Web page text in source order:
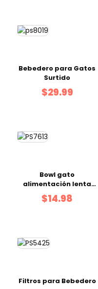
Bebedero para Gatos
Surtido
$29.99
Bowl gato
alimentación lenta
surtido 14 x 14 x 8.7 cm
$14.98
Filtros para Bebedero